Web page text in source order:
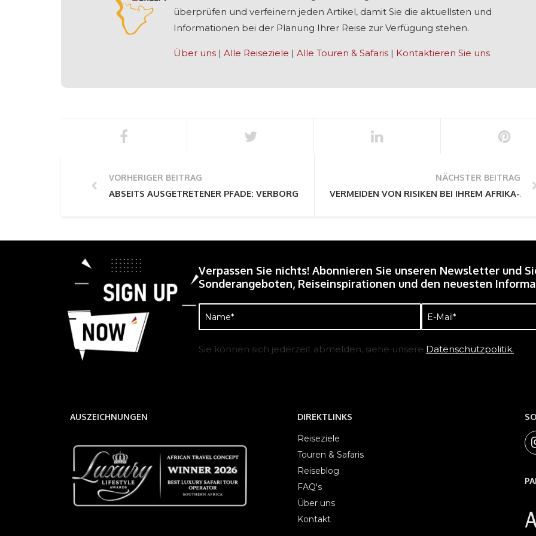
überprüfen und verfeinern jeden Artikel, damit Sie die aktuellsten und
Informationen bei der Planung Ihrer Reise zur Verfügung stehen.
Über uns| Alle Reiseziele | Alle Touren & Safaris| Kontaktieren Sie uns
VORHERIGER BEITRAG
ABSEITS AUSGETRETENER PFADE: VERBORGENE JUWELEN UND UNTERSCHÄTZTE PLÄTZE
NÄCHSTER BEITRAG
VERMEIDEN VON RISIKEN BEI IHREM AFRIKA-
Verpassen Sie nichts! Abonnieren Sie unseren Newsletter und
Sonderangeboten, Reiseinspirationen und den neuesten
Name
(erforderlich)
E-
Mail
Sie können sich jederzeit abmelden, siehe unsere Datenschutzpolitik.
AUSZEICHNUNGEN DIREKTLINKS
Reiseziele
Touren & Safaris
Reiseblog
FAQ's
Über uns
Kontakt